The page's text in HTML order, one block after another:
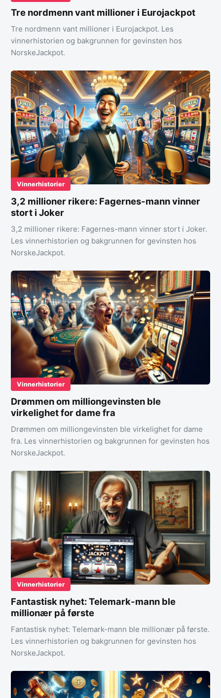
Tre nordmenn vant millioner i Eurojackpot
Tre nordmenn vant millioner i Eurojackpot. Les
vinnerhistorien og bakgrunnen for gevinsten hos
NorskeJackpot.
Vinnerhistorier
3,2 millioner rikere: Fagernes-mann vinner
stort i Joker
3,2 millioner rikere: Fagernes-mann vinner stort i Joker.
Les vinnerhistorien og bakgrunnen for gevinsten hos
NorskeJackpot.
Vinnerhistorier
Drømmen om milliongevinsten ble
virkelighet for dame fra
Drømmen om milliongevinsten ble virkelighet for dame
fra. Les vinnerhistorien og bakgrunnen for gevinsten hos
NorskeJackpot.
Vinnerhistorier
Fantastisk nyhet: Telemark-mann ble
millionær på første
Fantastisk nyhet: Telemark-mann ble millionær på første.
Les vinnerhistorien og bakgrunnen for gevinsten hos
NorskeJackpot.